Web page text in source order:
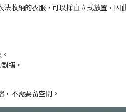
收納的衣服，可以採直立式放置，
摺。
不需要留空間。